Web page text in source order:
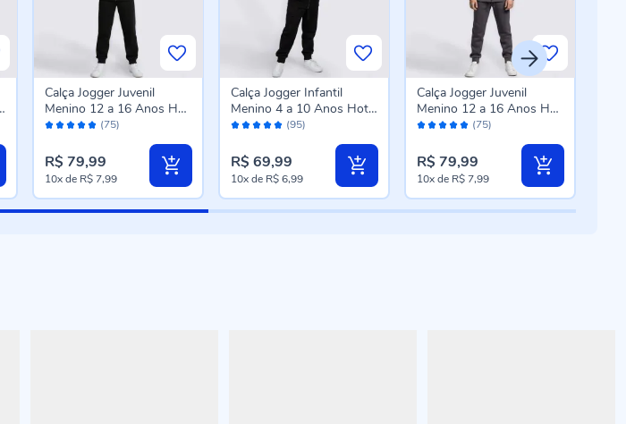
Avaliação: (75)
Calça Jogger Juvenil
Menino 12 a 16 Anos Hot
Dog Preto
R$ 79,99
10xde R$ 7,99
Avaliação: (95)
Calça Jogger Infantil
Menino 4 a 10 Anos Hot
Dog Preto
R$ 69,99
10xde R$ 6,99
Avaliação: (75)
Calça Jogger Juvenil
Menino 12 a 16 Anos Hot
Dog Chumbo
R$ 79,99
10xde R$ 7,99